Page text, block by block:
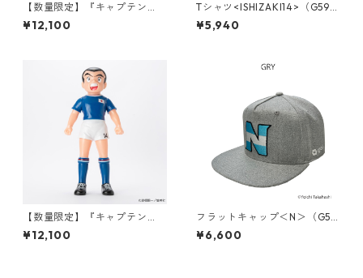
【数量限定】『キャプテン
翼』ソフビコレクション 石崎
了「南葛SCユニフォーム（ブ
¥12,100
Tシャツ<ISHIZAKI14>（G592
-037）
¥5,940
【数量限定】『キャプテン
翼』ソフビコレクション 石崎
了「国際Jr.ユース大会日本代
¥12,100
フラットキャップ＜N＞（G58
3-801）
¥6,600